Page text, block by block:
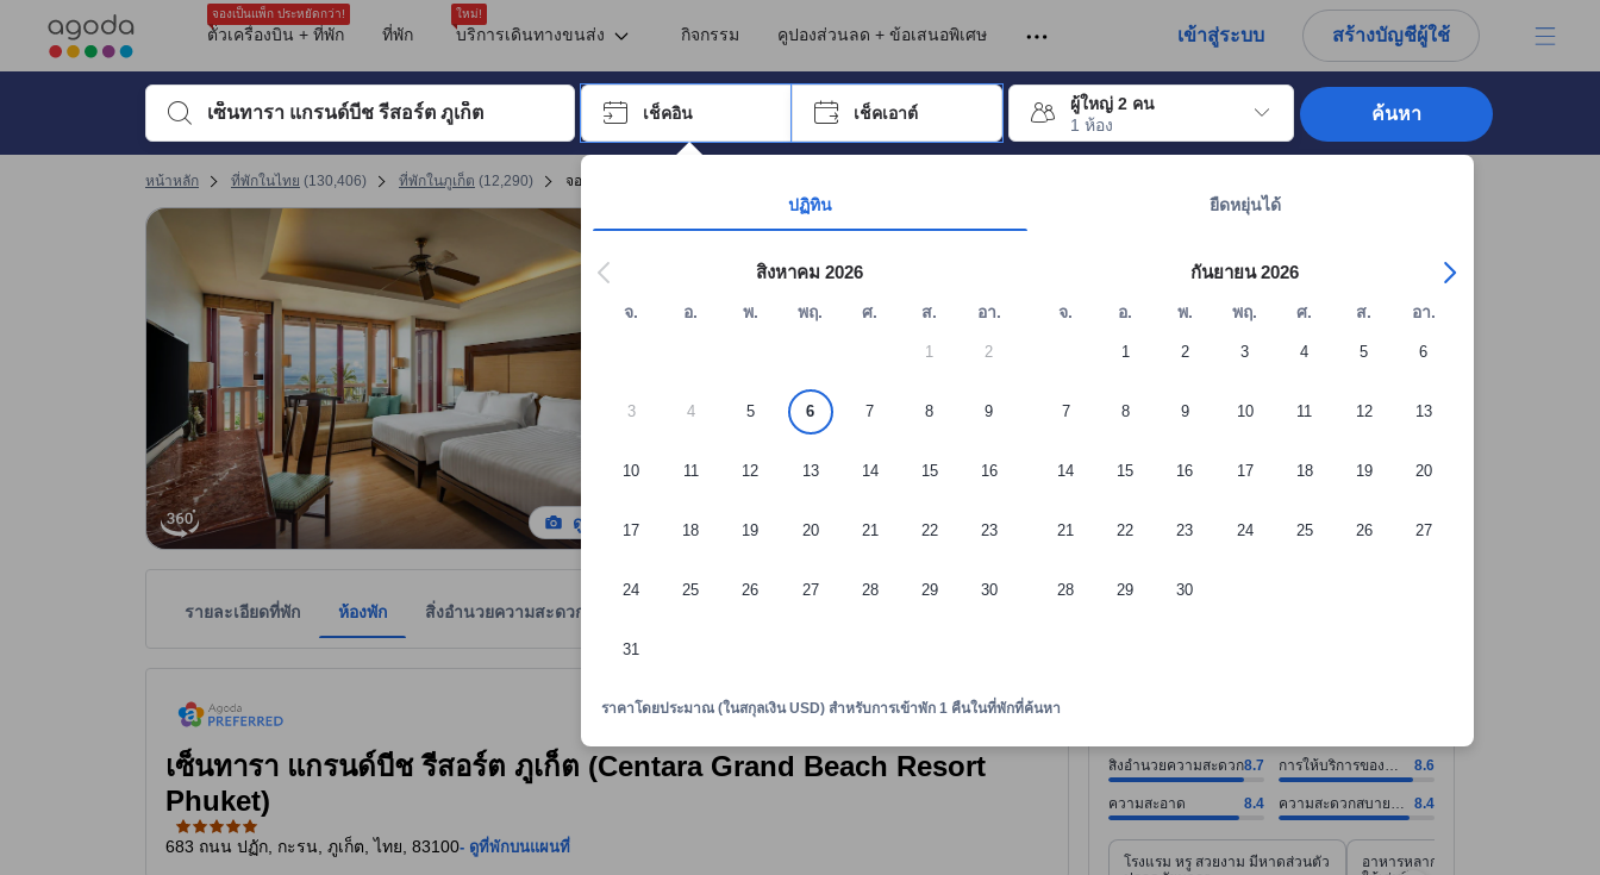
จองเป็นแพ็ก ประหยัดกว่า!
ตั๋วเครื่องบิน + ที่พัก ที่พัก
ใหม่!
บริการเดินทางขนส่ง กิจกรรม คูปองส่วนลด + ข้อเสนอพิเศษ เข้าสู่ระบบ สร้างบัญชีผู้ใช้
พิมพ์ชื่อที่พักหรือคำที่ต้องการค้นหา จากนั้นใช้ปุ่มลูกศรหรือปุ่ม Tab เพื่อเลื่อนหาคำที่ต้องการ แล้วกดปุ่ม Enter เพื่อเลือก
เช็คอิน เช็คเอาต์
ผู้ใหญ่ 2 คน
1 ห้อง
กด Enter เพื่อเลือกวันที่ ใช้ปุ่มลูกศรเพื่อเลือกวันเช็คอินและเช็คเอาต์ เมื่อไปถึงวันเช็คอินที่ต้องการ ให้กดปุ่ม Enter เพื่อเลือกวันเช็คอินดังกล่าว ทำซ้ำขั้นตอ
ปฏิทิน ยืดหยุ่นได้
สิงหาคม 2026
จ. อ. พ. พฤ. ศ. ส. อา.
1 2
3 4 5 6 7 8 9
10 11 12 13 14 15 16
17 18 19 20 21 22 23
24 25 26 27 28 29 30
31
กันยายน 2026
จ. อ. พ. พฤ. ศ. ส. อา.
1 2 3 4 5 6
7 8 9 10 11 12 13
14 15 16 17 18 19 20
21 22 23 24 25 26 27
28 29 30
ราคาโดยประมาณ (ในสกุลเงิน USD) สำหรับการเข้าพัก 1 คืนในที่พักที่ค้นหา
ค้นหา
หน้าหลัก ที่พักในไทย (130,406) ที่พักในภูเก็ต (12,290) จอง เซ็นทารา แกรนด์บีช รีสอร์ต ภูเก็ต
ดูรูปทั้งหมด +32 รูปภาพจากผู้เข้าพัก
รายละเอียดที่พัก ห้องพัก สิ่งอำนวยความสะดวก
เซ็นทารา แกรนด์บีช รีสอร์ต ภูเก็ต (Centara Grand Beach Resort
Phuket)
683 ถนน ปฏัก, กะรน, ภูเก็ต, ไทย, 83100- ดูที่พักบนแผนที่
สิ่งอำนวยความสะดวก8.7
การให้บริการของ
พนักงาน
8.6
ความสะอาด 8.4
ความสะดวกสบาย
ของห้องพัก
8.4
โรงแรม หรู สวยงาม มีหาดส่วนตัว
อาหารหลากหลาย มีสวนน้ำย่อมๆ
ห้องอาบน้ำฝักบัวและอ่างอาบน้ำแยกกัน
ห้องอาบน้ำฝักบัวและอ่างอาบน้ำแยกกัน
ห้องอาบน้ำฝักบัวและอ่างอาบน้ำแยกกัน
ห้องอาบน้ำฝักบัวและอ่างอาบน้ำแยกกัน
ห้องอาบน้ำฝักบัวและอ่างอาบน้ำแยกกัน
ห้องอาบน้ำฝักบัวและอ่างอาบน้ำแยกกัน
ห้องอาบน้ำฝักบัวและอ่างอาบน้ำแยกกัน
ห้องอาบน้ำฝักบัวและอ่างอาบน้ำแยกกัน
ห้องอาบน้ำฝักบัวและอ่างอาบน้ำแยกกัน
ห้องอาบน้ำฝักบัวและอ่างอาบน้ำแยกกัน
รีวิวทั้งหมดของอโกด้ามาจากผู้เข้าพักจริง ซึ่งเขียนหลังจากการเดินทางไปเข้าพัก ดังนั้น คะแนนรีวิวและความคิดเห็นที่แสดงบนอโกด้า จึงมาจากประสบการณ์ตรงของผู้เข้าพักอย่างแท้จริง
คะแนนรีวิวที่ได้รับล่าสุด
คะแนนรีวิว 10 ครั้งล่าสุดของที่พัก
4.8 8.4 10 10 8.8 10
ความสะอาด 8.4 เต็ม 10 คะแนน
สิ่งอำนวยความสะดวก 8.7 เต็ม 10 คะแนน ถือว่าได้คะแนนสูงในภูเก็ต
ทำเลที่ตั้ง 8.4 เต็ม 10 คะแนน ถือว่าได้คะแนนสูงในภูเก็ต
ความสะดวกสบายและคุณภาพของห้องพัก 8.4 เต็ม 10 คะแนน
การให้บริการของพนักงาน 8.6 เต็ม 10 คะแนน
คุ้มค่ากับเงินที่จ่าย 8.1 เต็ม 10 คะแนน
Mentioned in 63 reviews
Mentioned in 49 reviews
Mentioned in 47 reviews
Mentioned in 45 reviews
Mentioned in 33 reviews
Mentioned in 33 reviews
Mentioned in 21 reviews
ความสะดวกสบายของห้องพัก
Mentioned in 20 reviews
Mentioned in 18 reviews